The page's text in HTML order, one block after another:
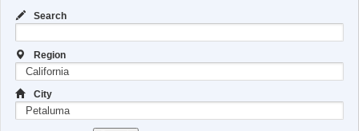
Search
Region
City